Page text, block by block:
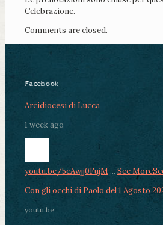
Celebrazione.
Comments are closed.
Facebook
Arcidiocesi di Lucca
1 week ago
youtu.be/5cAwjj0FujM ... See More
Con gli occhi di Paolo del 1 Agosto
youtu.be